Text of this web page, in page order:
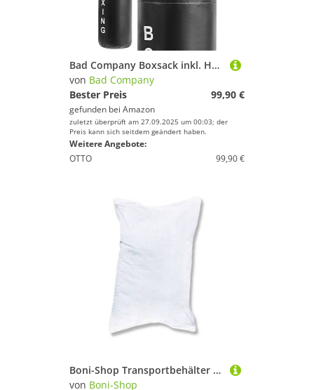
Bad Company Boxsack inkl. Heavy Duty Vierpunkt-Stahlkette I Leder Punching Bag, ungefüllt I 120 x 35 cm - Schwarz
von Bad Company
Bester Preis
99,90 €
gefunden bei Amazon
zuletzt überprüft am 27.09.2025 um 00:03; der
Preis kann sich seitdem geändert haben.
Weitere Angebote:
OTTO
99,90 €
Boni-Shop Transportbehälter Sandsack, PP Gewebesack 30x60cm, Schwerlastsack mit UV-Schutz
von Boni-Shop